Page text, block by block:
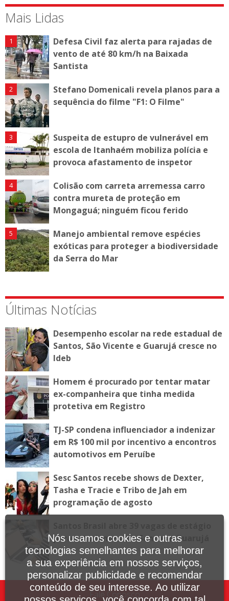
Mais Lidas
Defesa Civil faz alerta para rajadas de
vento de até 80 km/h na Baixada
Santista
Stefano Domenicali revela planos para a
sequência do filme "F1: O Filme"
Suspeita de estupro de vulnerável em
escola de Itanhaém mobiliza polícia e
provoca afastamento de inspetor
Colisão com carreta arremessa carro
contra mureta de proteção em
Mongaguá; ninguém ficou ferido
Manejo ambiental remove espécies
exóticas para proteger a biodiversidade
da Serra do Mar
Últimas Notícias
Desempenho escolar na rede estadual de
Santos, São Vicente e Guarujá cresce no
Ideb
Homem é procurado por tentar matar
ex-companheira que tinha medida
protetiva em Registro
TJ-SP condena influenciador a indenizar
em R$ 100 mil por incentivo a encontros
automotivos em Peruíbe
Sesc Santos recebe shows de Dexter,
Tasha e Tracie e Tribo de Jah em
programação de agosto
para estudantes em Santos e Guarujá
Fale Conosco
Nós usamos cookies e outras
tecnologias semelhantes para melhorar
a sua experiência em nossos serviços,
personalizar publicidade e recomendar
conteúdo de seu interesse. Ao utilizar